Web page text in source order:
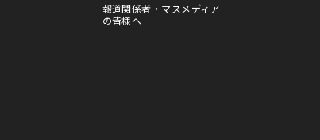
報道関係者・マスメディア
の皆様へ